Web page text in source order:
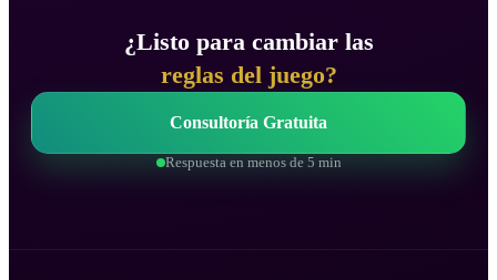
¿Listo para cambiar las
reglas del juego?
Consultoría Gratuita
Respuesta en menos de 5 min